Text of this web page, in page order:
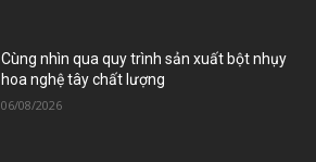
Cùng nhìn qua quy trình sản xuất bột nhụy
hoa nghệ tây chất lượng
06/08/2026